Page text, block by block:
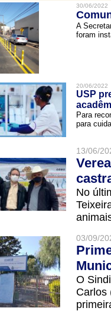
30/06/2022
A
foram
20/06/2022
USP
Para
para
13/06/
No
03/09/
O
Carlos